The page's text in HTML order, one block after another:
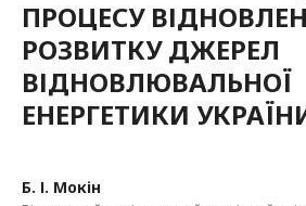
ПРОЦЕСУ
РОЗВИТКУ ДЖЕРЕЛ
ВІДНОВЛЮВАЛЬНОЇ
ЕНЕРГЕТИКИ
Б. І. Мокін